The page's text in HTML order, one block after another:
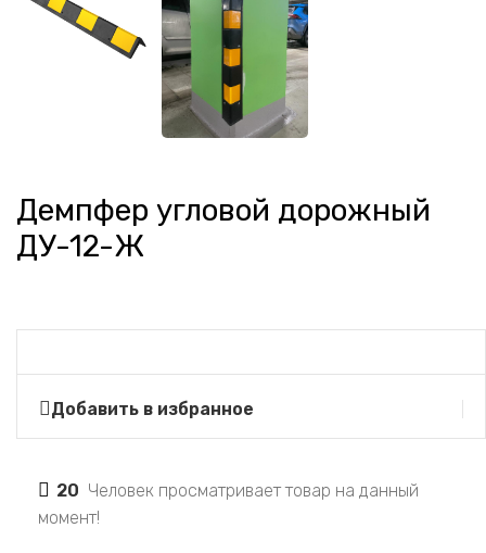
Демпфер угловой дорожный
ДУ-12-Ж
Добавить в избранное
20 Человек просматривает товар на данный
момент!